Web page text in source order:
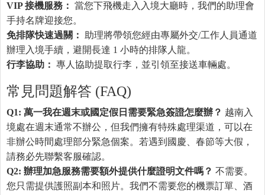
VIP 接機服務： 當您下飛機走入入境大廳時，我們的助理會
手持名牌迎接您。
免排隊快速過關：
助理將帶領您經由專屬外交/工作人員通道
辦理入境手續，避開長達 1 小時的排隊人龍。
行李協助： 專人協助提取行李，並引領至接送車輛處。
常見問題解答 (FAQ)
Q1: 萬一我在週末或國定假日需要緊急簽證怎麼辦？ 越南入
境處在週末通常不辦公，但我們擁有特殊處理渠道，可以在
非辦公時間處理部分緊急個案。若遇到國慶、春節等大假，
請務必先聯繫客服確認。
Q2: 辦理加急服務需要額外提供什麼證明文件嗎？ 不需要。
您只需提供護照副本和照片。我們不需要您的機票訂單、酒